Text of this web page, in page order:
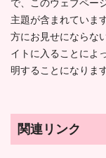
で、このウェブペー
主題が含まれていま
方にお見せにならな
イトに入ることによ
明することになります
関連リンク